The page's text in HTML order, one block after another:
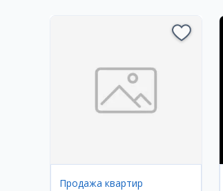
Продажа квартир